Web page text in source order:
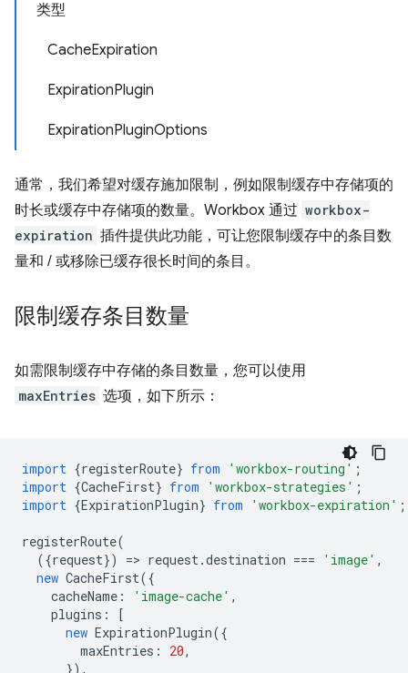
类型
CacheExpiration
ExpirationPlugin
ExpirationPluginOptions
通常，我们希望对缓存施加限制，例如限制缓存中存储项的
时长或缓存中存储项的数量。Workbox 通过 workbox-
expiration 插件提供此功能，可让您限制缓存中的条目数
量和 / 或移除已缓存很长时间的条目。
限制缓存条目数量
如需限制缓存中存储的条目数量，您可以使用
maxEntries 选项，如下所示：
import {registerRoute} from 'workbox-routing' ;
import {CacheFirst} from 'workbox-strategies' ;
import {ExpirationPlugin} from 'workbox-expiration' ;
registerRoute(
({request}) => request.destination === 'image' ,
new CacheFirst({
cacheName : 'image-cache' ,
plugins :
[
new ExpirationPlugin({
maxEntries : 20,
}),